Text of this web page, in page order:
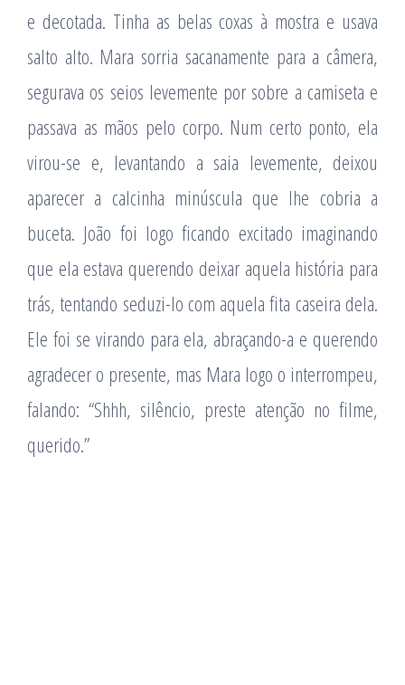
e decotada. Tinha as belas coxas à mostra e usava
salto alto. Mara sorria sacanamente para a câmera,
segurava os seios levemente por sobre a camiseta e
passava as mãos pelo corpo. Num certo ponto, ela
virou-se e, levantando a saia levemente, deixou
aparecer a calcinha minúscula que lhe cobria a
buceta. João foi logo ficando excitado imaginando
que ela estava querendo deixar aquela história para
trás, tentando seduzi-lo com aquela fita caseira dela.
Ele foi se virando para ela, abraçando-a e querendo
agradecer o presente, mas Mara logo o interrompeu,
falando: “Shhh, silêncio, preste atenção no filme,
querido.”